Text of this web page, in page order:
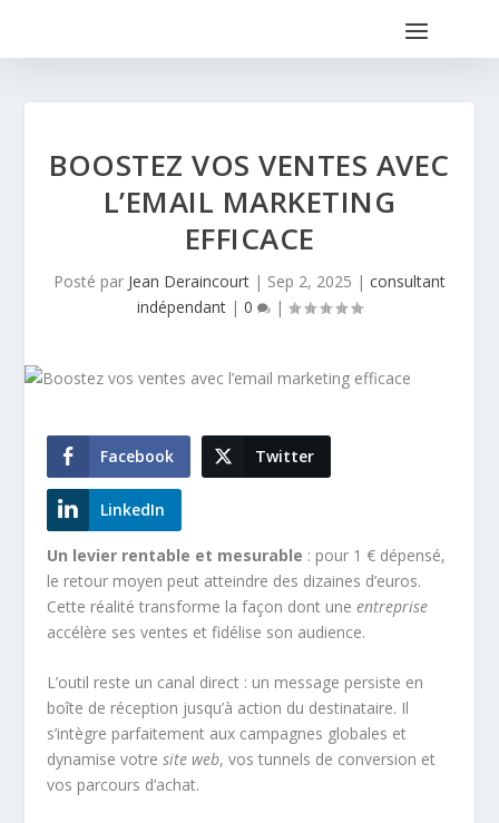
BOOSTEZ VOS VENTES AVEC
L’EMAIL MARKETING
EFFICACE
Posté par Jean Deraincourt | Sep 2, 2025 | consultant
indépendant | 0 |
Facebook Twitter
LinkedIn
Un levier rentable et mesurable : pour 1 € dépensé,
le retour moyen peut atteindre des dizaines d’euros.
Cette réalité transforme la façon dont uneentreprise
accélère ses ventes et fidélise son audience.
L’outil reste un canal direct : un message persiste en
boîte de réception jusqu’à action du destinataire. Il
s’intègre parfaitement aux campagnes globales et
dynamise votresite web, vos tunnels de conversion et
vos parcours d’achat.